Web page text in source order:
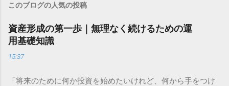
このブログの人気の投稿
資産形成の第一歩｜無理なく続けるための運
用基礎知識
15:37
「将来のために何か投資を始めたいけれど、何から手をつけ